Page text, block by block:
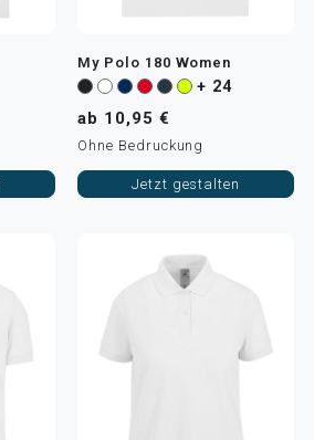
My Polo 180 Women
+ 24
ab 10,95 €
Ohne Bedruckung
Jetzt gestalten